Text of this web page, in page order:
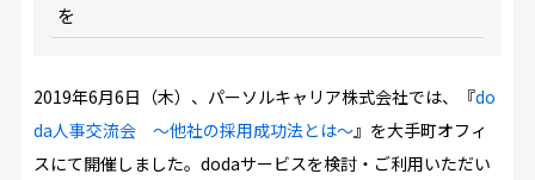
を
2019年6月6日（木）、パーソルキャリア株式会社では、『do
da人事交流会 ～他社の採用成功法とは～』を大手町オフィ
スにて開催しました。dodaサービスを検討・ご利用いただい